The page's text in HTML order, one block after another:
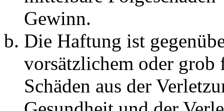
Gewinn.
Die Haftung ist
vorsätzlichem oder grob
Schäden aus der